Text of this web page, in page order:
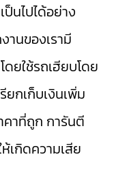
นไปได้อย่าง
านของเรามี
ยใช้รถเฮียบโดย
ยกเก็บเงินเพิ่ม
คาที่ถูก การันตี
เกิดความเสีย